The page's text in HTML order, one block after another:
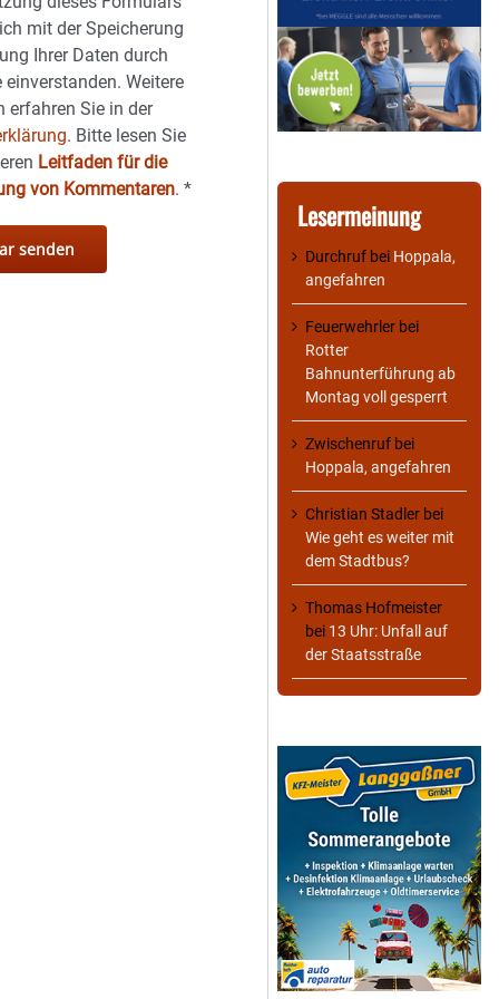
mit der Speicherung
Ihrer Daten durch
einverstanden. Weitere
erfahren Sie in der
Bitte lesen Sie
Leitfaden für die
von Kommentaren.*
Lesermeinung
Durchruf bei Hoppala,
angefahren
Feuerwehrler bei
Rotter
Bahnunterführung ab
Montag voll gesperrt
Zwischenruf bei
Hoppala, angefahren
Christian Stadler bei
Wie geht es weiter mit
dem Stadtbus?
Thomas Hofmeister
bei 13 Uhr: Unfall auf
der Staatsstraße